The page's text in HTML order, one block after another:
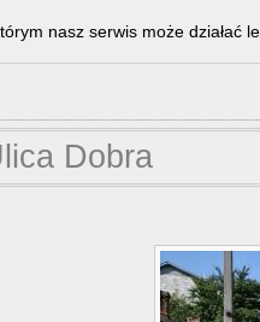
Dobra
nasz serwis może działać